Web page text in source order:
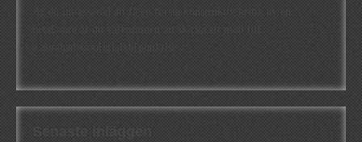
Är du intresserad att få en första konstruktiv kritik av en
a.abrahamsson[at]alkb[punkt]se
Senaste inläggen